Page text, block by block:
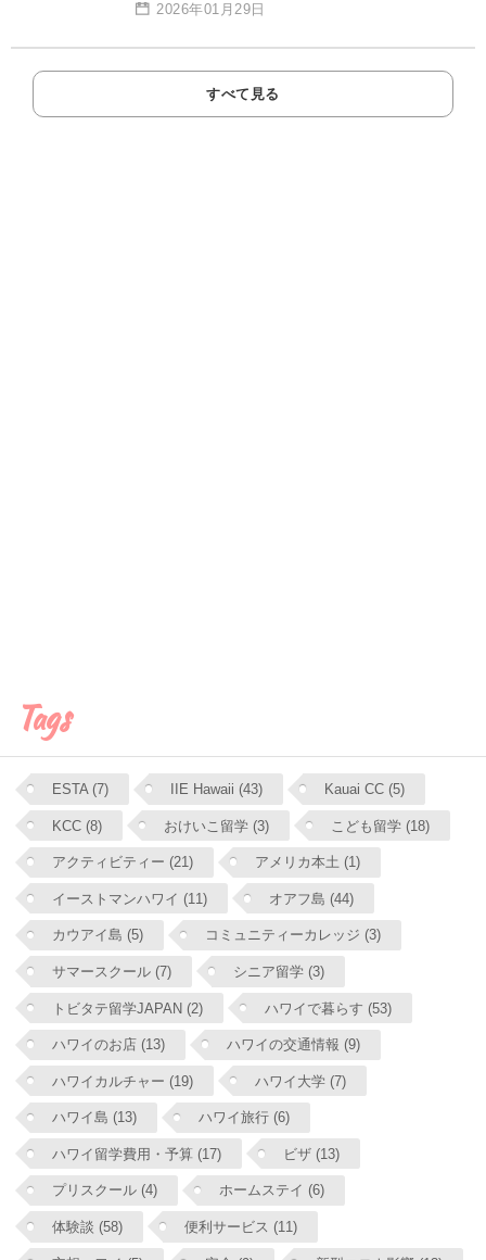
2026年01月29日
すべて見る
Tags
ESTA (7) IIE Hawaii (43) Kauai CC (5)
KCC (8) おけいこ留学 (3) こども留学 (18)
アクティビティー (21) アメリカ本土 (1)
イーストマンハワイ (11) オアフ島 (44)
カウアイ島 (5) コミュニティーカレッジ (3)
サマースクール (7) シニア留学 (3)
トビタテ留学JAPAN (2) ハワイで暮らす (53)
ハワイのお店 (13) ハワイの交通情報 (9)
ハワイカルチャー (19) ハワイ大学 (7)
ハワイ島 (13) ハワイ旅行 (6)
ハワイ留学費用・予算 (17) ビザ (13)
プリスクール (4) ホームステイ (6)
体験談 (58) 便利サービス (11)